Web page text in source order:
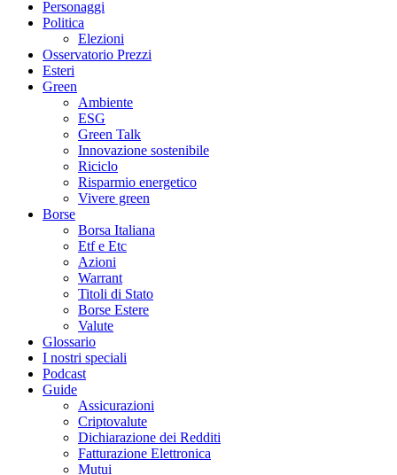
Personaggi
Politica
Elezioni
Osservatorio Prezzi
Esteri
Green
Ambiente
ESG
Green Talk
Innovazione sostenibile
Riciclo
Risparmio energetico
Vivere green
Borse
Borsa Italiana
Etf e Etc
Azioni
Warrant
Titoli di Stato
Borse Estere
Valute
Glossario
I nostri speciali
Podcast
Guide
Assicurazioni
Criptovalute
Dichiarazione dei Redditi
Fatturazione Elettronica
Mutui